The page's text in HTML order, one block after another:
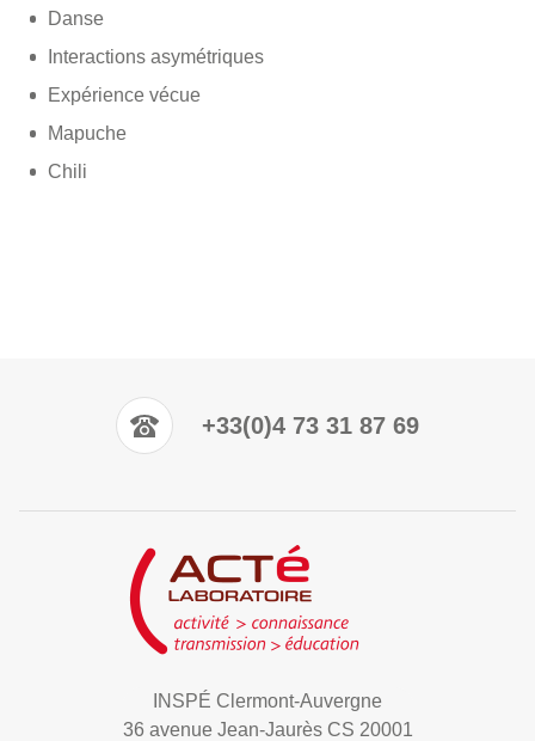
Danse
Interactions asymétriques
Expérience vécue
Mapuche
Chili
+33(0)4 73 31 87 69
INSPÉ Clermont-Auvergne
36 avenue Jean-Jaurès CS 20001